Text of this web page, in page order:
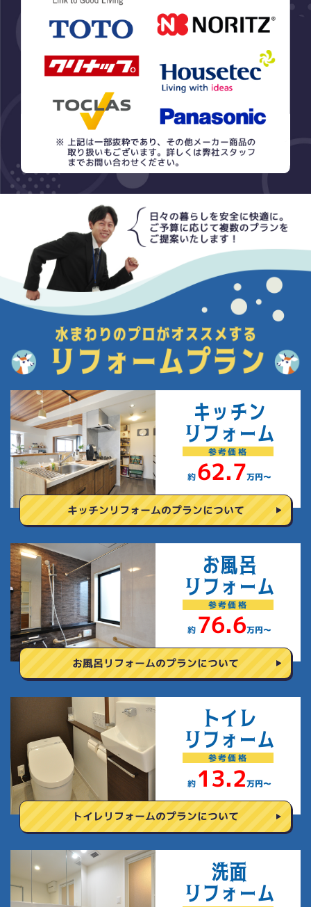
キッチン
リフォーム
参考価格
約 62.7万円〜
キッチンリフォームのプランについて
お風呂
リフォーム
参考価格
約 76.6万円〜
お風呂リフォームのプランについて
トイレ
リフォーム
参考価格
約 13.2万円〜
トイレリフォームのプランについて
洗面
リフォーム